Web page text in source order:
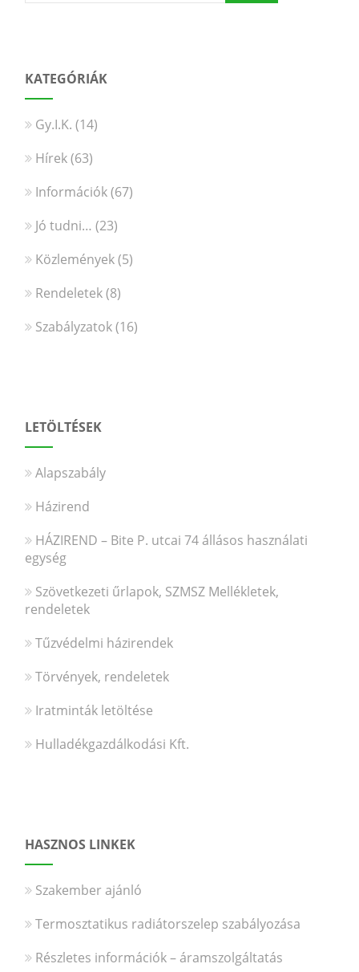
KATEGÓRIÁK
Gy.I.K. (14)
Hírek(63)
Információk(67)
Jó tudni… (23)
Közlemények(5)
Rendeletek(8)
Szabályzatok(16)
LETÖLTÉSEK
Alapszabály
Házirend
HÁZIREND – Bite P. utcai 74 állásos használati
egység
Szövetkezeti űrlapok, SZMSZ Mellékletek,
rendeletek
Tűzvédelmi házirendek
Törvények, rendeletek
Iratminták letöltése
Hulladékgazdálkodási Kft.
HASZNOS LINKEK
Szakember ajánló
Termosztatikus radiátorszelep szabályozása
Részletes információk – áramszolgáltatás